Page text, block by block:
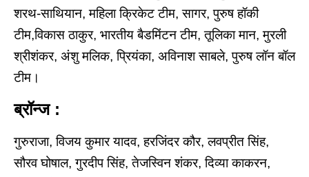
शरथ-साथियान, महिला क्रिकेट टीम, सागर, पुरुष हॉकी
टीम,विकास ठाकुर, भारतीय बैडमिंटन टीम, तूलिका मान, मुरली
श्रीशंकर, अंशु मलिक, प्रियंका, अविनाश साबले, पुरुष लॉन बॉल
टीम।
ब्रॉन्ज :
गुरुराजा, विजय कुमार यादव, हरजिंदर कौर, लवप्रीत सिंह,
सौरव घोषाल, गुरदीप सिंह, तेजस्विन शंकर, दिव्या काकरन,